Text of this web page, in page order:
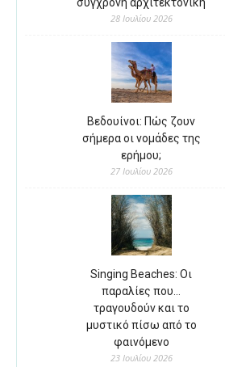
28 Ιουλίου 2026
Βεδουίνοι: Πώς ζουν
σήμερα οι νομάδες της
ερήμου;
27 Ιουλίου 2026
Singing Beaches: Οι
παραλίες που…
τραγουδούν και το
μυστικό πίσω από το
φαινόμενο
23 Ιουλίου 2026